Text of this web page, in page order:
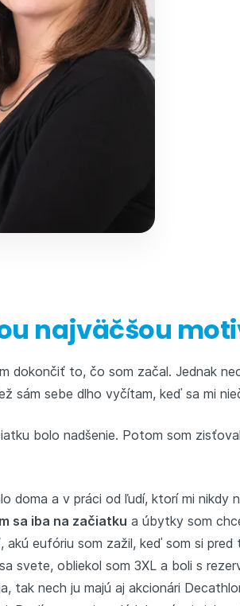
najväčšou
dokončiť to, čo som začal. Jednak
sám sebe dlho vyčítam, keď sa mi
bolo nadšenie. Potom som
doma a v práci od ľudí, ktorí mi nikdy
sa iba na začiatku a úbytky som
eufóriu som zažil, keď som si
svete, obliekol som 3XL a boli s
tak nech ju majú aj akcionári